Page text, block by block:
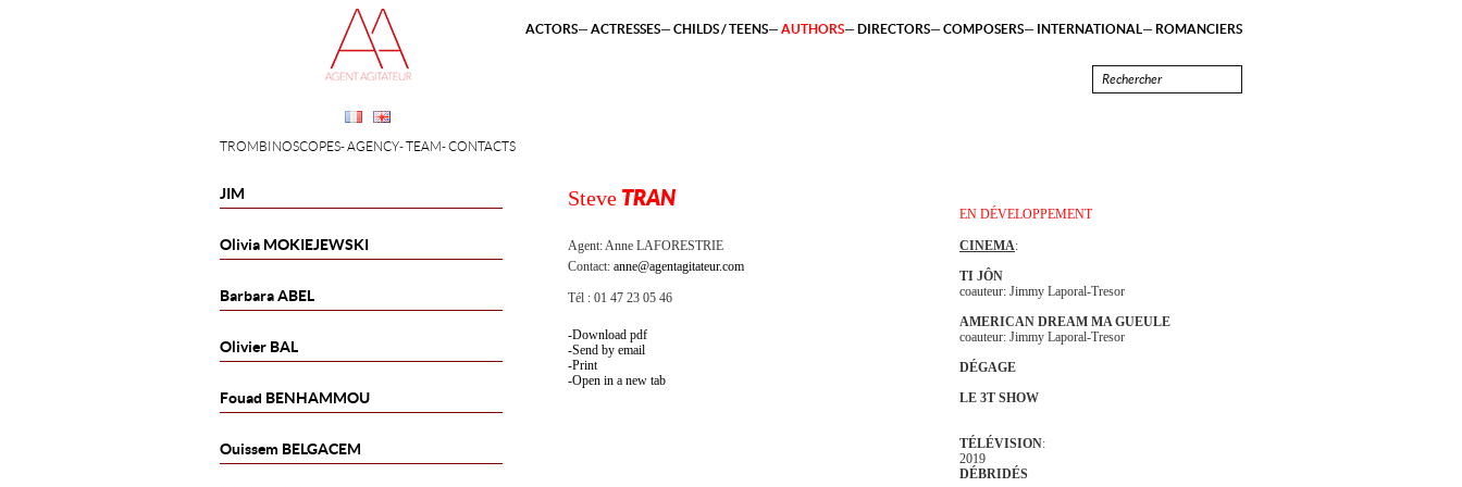
JIM
Olivia MOKIEJEWSKI
BarbaraABEL
Olivier BAL
Fouad BENHAMMOU
Ouissem BELGACEM
TROMBINOSCOPES AGENCY TEAM CONTACTS
ACTORS ACTRESSES CHILDS / TEENS AUTHORS DIRECTORS COMPOSERS INTERNATIONAL ROMANCIERS
Steve TRAN
Agent:Anne LAFORESTRIE
Contact: anne@agentagitateur.com
Tél : 01 47 23 05 46
Download pdf
Send by email
Print
Open in a new tab
EN DÉVELOPPEMENT
CINEMA:
TI JÔN
coauteur: Jimmy Laporal-Tresor
AMERICAN DREAM MA GUEULE
coauteur: Jimmy Laporal-Tresor
DÉGAGE
LE 3T SHOW
TÉLÉVISION:
2019
DÉBRIDÉS